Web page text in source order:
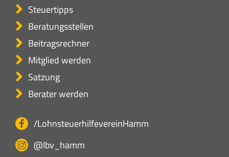
Steuertipps
Beratungsstellen
Beitragsrechner
Mitglied werden
Satzung
Berater werden
/LohnsteuerhilfevereinHamm
@lbv_hamm